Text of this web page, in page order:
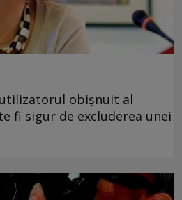
obișnuit al
fi sigur de excluderea unei